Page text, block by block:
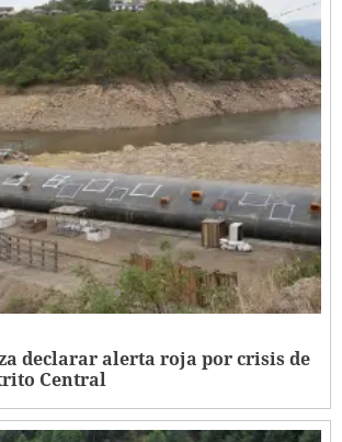
declarar alerta roja por crisis de
Central